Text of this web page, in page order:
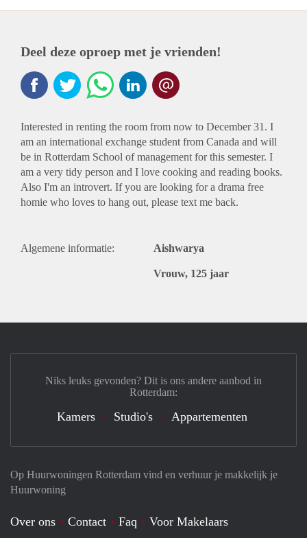
Deel deze oproep met je vrienden!
Interested in renting the room from now to December 31. I
am an international exchange student from Canada and will
be in Rotterdam School of management for this semester. I
am a very tidy person and I love cooking and reading books.
Also I'm an introvert. If you are looking for a drama free
homie who loves to hang out, please text me back.
Algemene informatie: Aishwarya
Vrouw, 125 jaar
Op Huurwoningen Rotterdam vind en verhuur je makkelijk je
Huurwoning
Over ons Contact Faq Voor Makelaars
Niks leuks gevonden? Dit is ons andere aanbod in
Rotterdam:
Kamers Studio's Appartementen